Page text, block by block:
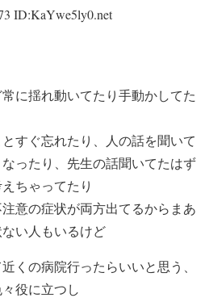
ID:KaYwe5ly0.net
に揺れ動いてたり手動かしてた
すぐ忘れたり、人の話を聞いて
ったり、先生の話聞いてたはず
ちゃってたり
意の症状が両方出てるからまあ
い人もいるけど
くの病院行ったらいいと思う、
役に立つし